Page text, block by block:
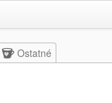
Ostatné